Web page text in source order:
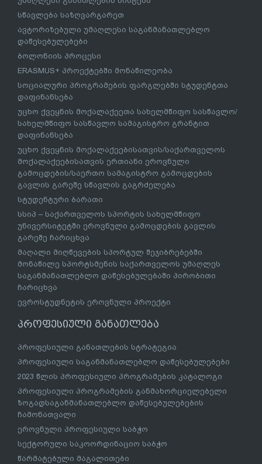
სწავლება საზღვარგარეთ
ავტორიზებული უმაღლესი საგანმანათლებლო
დაწესებულებები
ბოლონიის პროცესი
ERASMUS+ პროექტებში მონაწილეობა
სოციალური პროგრამების ფარგლებში სტუდენტთა
დაფინანსება
უცხო ქვეყნის მოქალაქეეთა სახელმწიფო სასწავლო/
სახელმწიფო სასწავლო სამაგისტრო გრანტით
დაფინანსება
უცხო ქვეყნის მოქალაქეებისათვის/საქართველოს
მოქალაქეებისათვის ერთიანი ეროვნული
გამოცდების/საერთო სამაგისტრო გამოცდების
გავლის გარეშე სწავლის გაგრძელება
სტუდენტური ბარათი
სსიპ – საქართველოს სპორტის სახელმწიფო
უნივერსიტეტში ეროვნული გამოცდების გავლის
გარეშე ჩარიცხვა
მაღალი მიღწევების სპორტულ შეჯიბრებებში
მონაწილე სპორტსმენის საქართველოს უმაღლეს
საგანმანათლებლო დაწესებულებაში პირობითი
ჩარიცხვა
ევროსტუდნეტის ეროვნული პროექტი
პროფესიული განათლება
პროფესიული განათლების სტრატეგია
პროფესიული საგანმანათლებლო დაწესებულებები
2023 წლის პროფესიული პროგრამების კატალოგი
პროფესიული პროგრამების განმახორციელებელი
ზოგადსაგანმანათლებლო დაწესებულებების
ჩამონათვალი
ეროვნული პროფესიული საბჭო
სექტორული საკოორდინაციო საბჭო
წარმატებული მაგალითები